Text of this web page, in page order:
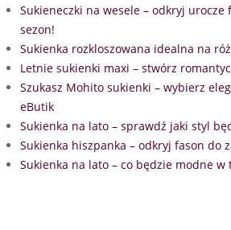
Sukieneczki na wesele – odkryj urocze
sezon!
Sukienka rozkloszowana idealna na
Letnie sukienki maxi – stwórz
Szukasz Mohito sukienki – wybierz
eButik
Sukienka na lato – sprawdź jaki styl
Sukienka hiszpanka – odkryj fason do
Sukienka na lato – co będzie modne w